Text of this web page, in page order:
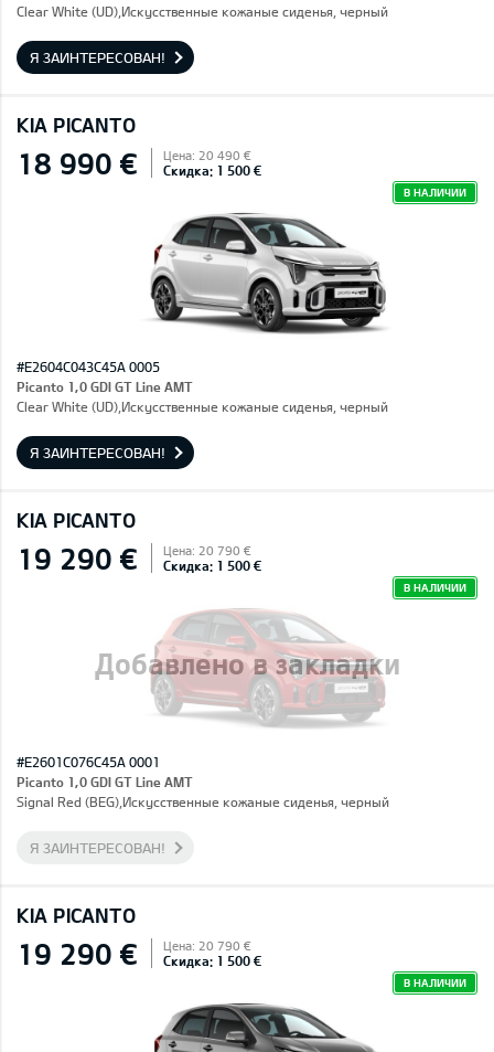
Clear White (UD),Искусственные кожаные сиденья, черный
Я ЗАИНТЕРЕСОВАН!
KIA PICANTO
18 990 € Цена: 20 490 €
Скидка: 1 500 €
В НАЛИЧИИ
#E2604C043C45A 0005
Picanto 1,0 GDI GT Line AMT
Clear White (UD),Искусственные кожаные сиденья, черный
Я ЗАИНТЕРЕСОВАН!
KIA PICANTO
Добавлено в закладки
19 290 € Цена: 20 790 €
Скидка: 1 500 €
В НАЛИЧИИ
#E2601C076C45A 0001
Picanto 1,0 GDI GT Line AMT
Signal Red (BEG),Искусственные кожаные сиденья, черный
Я ЗАИНТЕРЕСОВАН!
KIA PICANTO
19 290 € Цена: 20 790 €
Скидка: 1 500 €
В НАЛИЧИИ